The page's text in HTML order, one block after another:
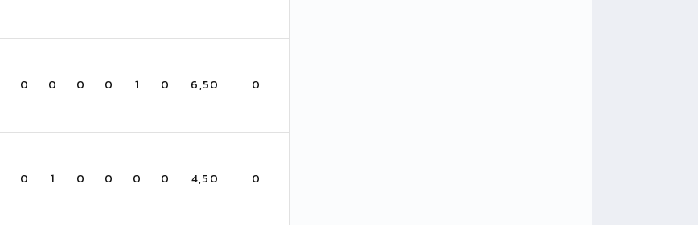
0 0 0 0 1 0 6,50 0
0 1 0 0 0 0 4,50 0